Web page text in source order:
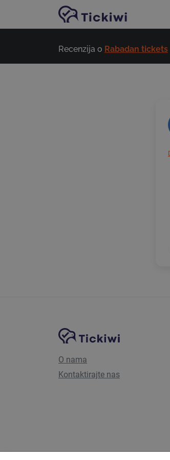
Preskoči na glavni sadržaj
Recenzija o Rabadan tickets
Navigacija stranice
Tickiwi
O nama
Kontaktirajte nas